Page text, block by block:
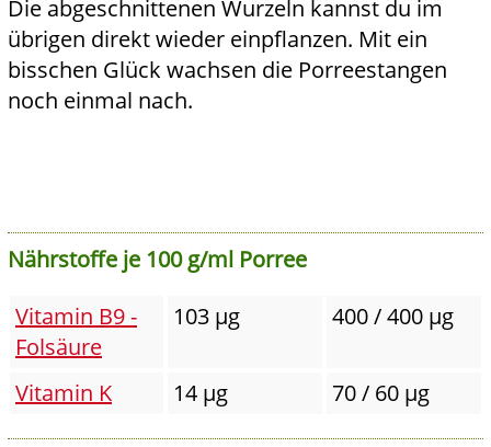
Die abgeschnittenen Wurzeln kannst du im
übrigen direkt wieder einpflanzen. Mit ein
bisschen Glück wachsen die Porreestangen
noch einmal nach.
Nährstoffe je 100 g/ml Porree
Vitamin B9 -
Folsäure
103 µg 400 / 400 µg
Vitamin K 14 µg 70 / 60 µg